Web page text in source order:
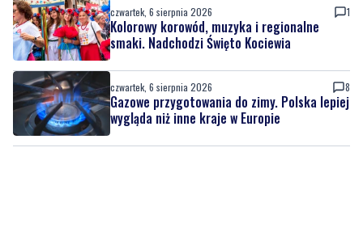
czwartek, 6 sierpnia 2026 1
Kolorowy korowód, muzyka i regionalne
smaki. Nadchodzi Święto Kociewia
czwartek, 6 sierpnia 2026 8
Gazowe przygotowania do zimy. Polska lepiej
wygląda niż inne kraje w Europie